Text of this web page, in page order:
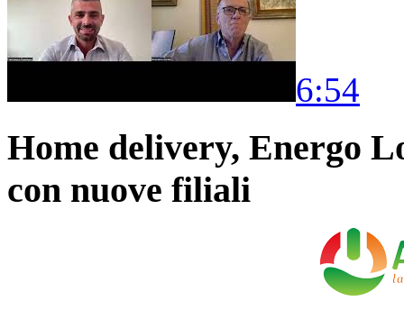
6:54
Home delivery, Energo
con nuove filiali